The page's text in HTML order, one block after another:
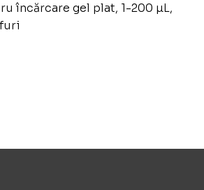
încărcare gel plat, 1-200 µL,